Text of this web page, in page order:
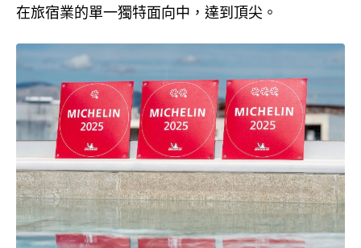
在旅宿業的單一獨特面向中，達到頂尖。